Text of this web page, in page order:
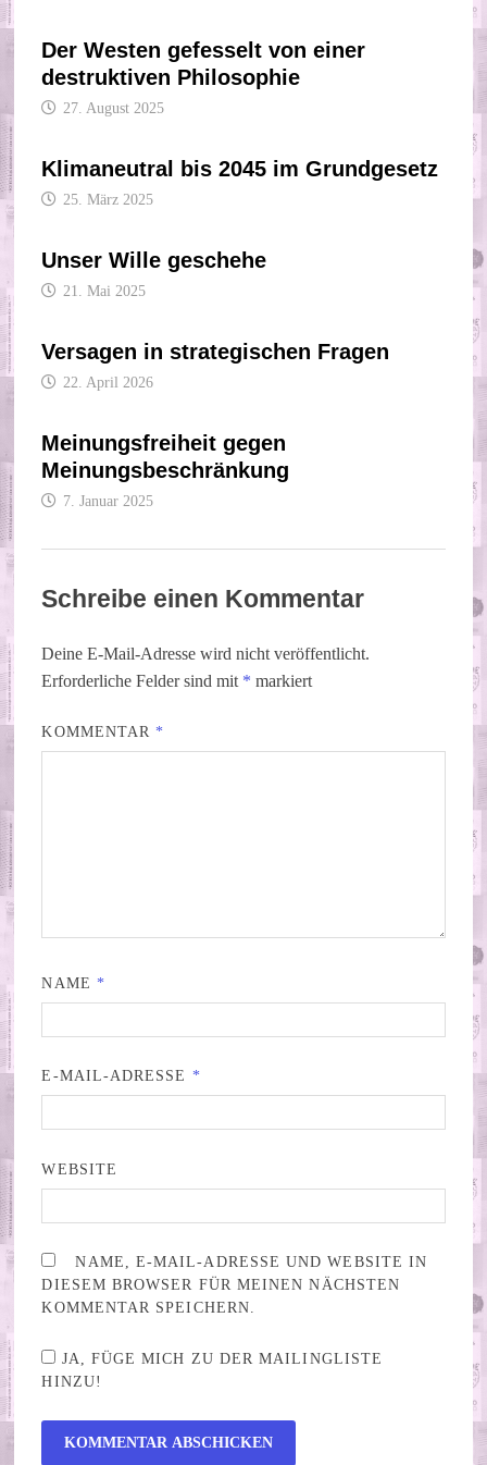
Der Westen gefesselt von einer
destruktiven Philosophie
27. August 2025
Klimaneutral bis 2045 im Grundgesetz
25. März 2025
Unser Wille geschehe
21. Mai 2025
Versagen in strategischen Fragen
22. April 2026
Meinungsfreiheit gegen
Meinungsbeschränkung
7. Januar 2025
Schreibe einen Kommentar
Deine E-Mail-Adresse wird nicht veröffentlicht.
Erforderliche Felder sind mit * markiert
KOMMENTAR *
NAME *
E-MAIL-ADRESSE *
WEBSITE
NAME, E-MAIL-ADRESSE UND WEBSITE IN
DIESEM BROWSER FÜR MEINEN NÄCHSTEN
KOMMENTAR SPEICHERN.
JA, FÜGE MICH ZU DER MAILINGLISTE
HINZU!